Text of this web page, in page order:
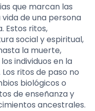
que marcan las
de una persona
Estos ritos,
social y espiritual,
la muerte,
individuos en la
ritos de paso no
biológicos o
de enseñanza y
ancestrales.